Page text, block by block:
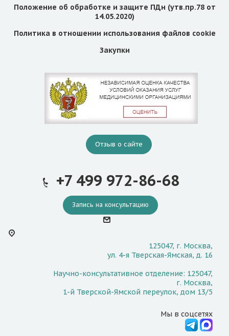
Положение об обработке и защите ПДн (утв.пр.78 от
14.05.2020)
Политика в отношении использования файлов cookie
Закупки
Отзыв о сайте
+7 499 972-86-68
Запись на консультацию
125047, г. Москва,
ул. 4-я Тверская-Ямская, д. 16
Научно-консультативное отделение: 125047,
г. Москва,
1-й Тверской-Ямской переулок, дом 13/5
Мы в соцсетях